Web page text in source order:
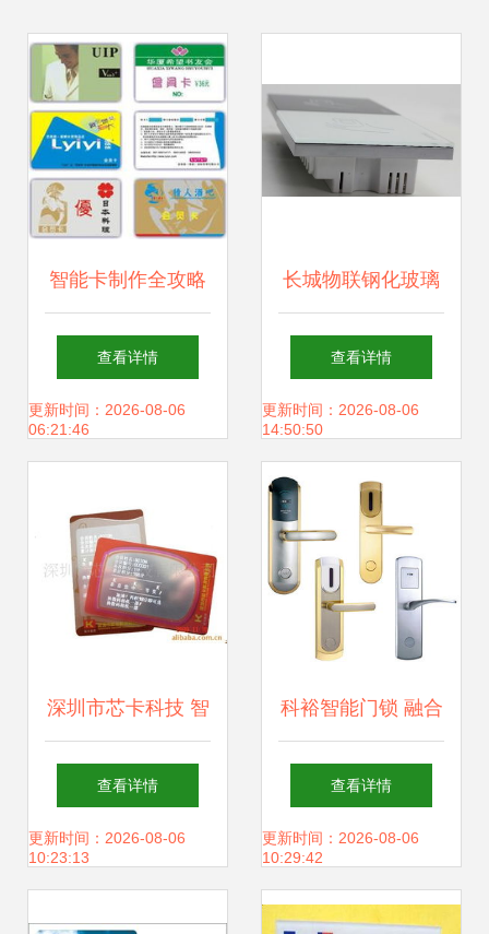
智能卡制作全攻略
从选材到定制的专
业指南
查看详情
更新时间：2026-08-06
06:21:46
长城物联钢化玻璃
读卡器 智能卡时代
的交互新体验
查看详情
更新时间：2026-08-06
14:50:50
深圳市芯卡科技 智
能卡领域的产品全
析
查看详情
更新时间：2026-08-06
10:23:13
科裕智能门锁 融合
RF卡、Temic卡与
密码技术，打造未
来家居安全新体验
查看详情
更新时间：2026-08-06
10:29:42